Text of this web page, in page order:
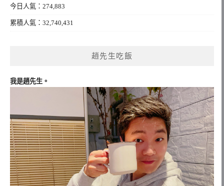
今日人氣：274,883
累積人氣：32,740,431
趙先生吃飯
我是趙先生。